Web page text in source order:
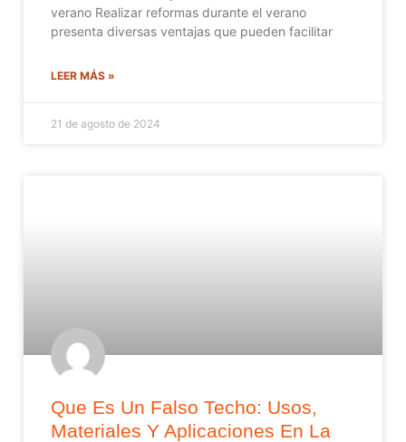
verano Realizar reformas durante el verano
presenta diversas ventajas que pueden facilitar
LEER MÁS »
21 de agosto de 2024
Que Es Un Falso Techo: Usos,
Materiales Y Aplicaciones En La